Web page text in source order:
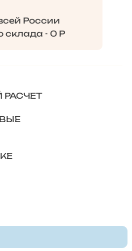
России
склада - 0 Р